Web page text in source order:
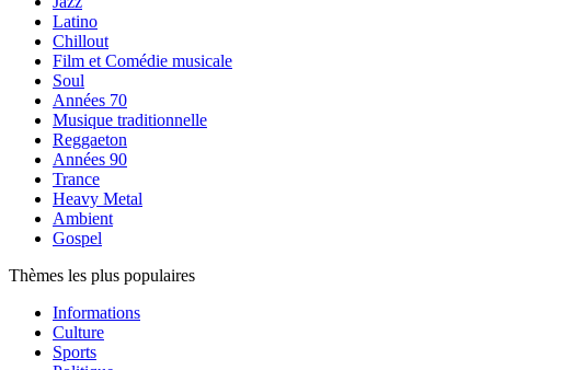
Latino
Chillout
Film et Comédie musicale
Soul
Années 70
Musique traditionnelle
Reggaeton
Années 90
Trance
Heavy Metal
Ambient
Gospel
Thèmes les plus populaires
Informations
Culture
Sports